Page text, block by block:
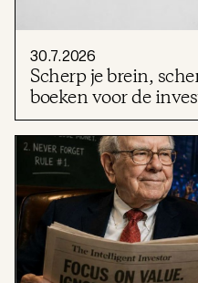
30.7.2026
Scherp je brein,
boeken voor de